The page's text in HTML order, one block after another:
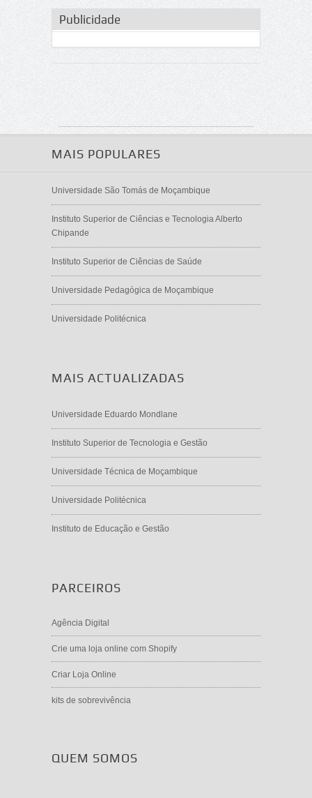
Publicidade
MAIS POPULARES
Universidade São Tomás de Moçambique
Instituto Superior de Ciências e Tecnologia Alberto
Chipande
Instituto Superior de Ciências de Saúde
Universidade Pedagógica de Moçambique
Universidade Politécnica
MAIS ACTUALIZADAS
Universidade Eduardo Mondlane
Instituto Superior de Tecnologia e Gestão
Universidade Técnica de Moçambique
Universidade Politécnica
Instituto de Educação e Gestão
PARCEIROS
Agência Digital
Crie uma loja online com Shopify
Criar Loja Online
kits de sobrevivência
QUEM SOMOS